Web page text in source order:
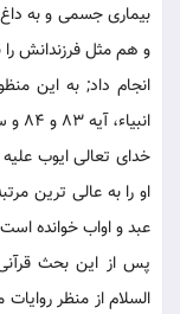
بيمارى جسمى و به
و هم مثل فرزندانش را
انجام داد; به اين
انبياء، آيه 83 و 84 و سوره ص، آيه 41 و 44].
خداى تعالى ايوب عليه
او را به عالى ترين
عبد و اواب خوانده است »
پس از اين بحث
السلام از منظر